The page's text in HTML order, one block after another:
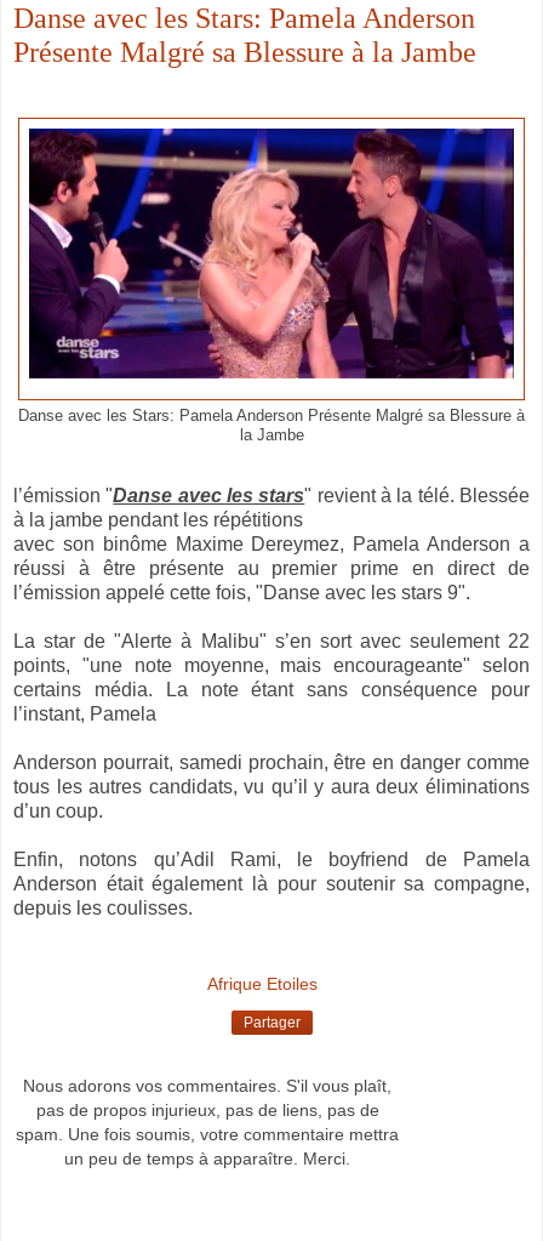
Danse avec les Stars: Pamela Anderson
Présente Malgré sa Blessure à la Jambe
Danse avec les Stars: Pamela Anderson Présente Malgré sa Blessure à
la Jambe
l’émission "Danse avec les stars" revient à la télé. Blessée
à la jambe pendant les répétitions
avec son binôme Maxime Dereymez, Pamela Anderson a
réussi à être présente au premier prime en direct de
l’émission appelé cette fois, "Danse avec les stars 9".
La star de "Alerte à Malibu" s’en sort avec seulement 22
points, "une note moyenne, mais encourageante" selon
certains média. La note étant sans conséquence pour
l’instant, Pamela
Anderson pourrait, samedi prochain, être en danger comme
tous les autres candidats, vu qu’il y aura deux éliminations
d’un coup.
Enfin, notons qu’Adil Rami, le boyfriend de Pamela
Anderson était également là pour soutenir sa compagne,
depuis les coulisses.
Afrique Etoiles
Partager
Nous adorons vos commentaires. S'il vous plaît,
pas de propos injurieux, pas de liens, pas de
spam. Une fois soumis, votre commentaire mettra
un peu de temps à apparaître. Merci.